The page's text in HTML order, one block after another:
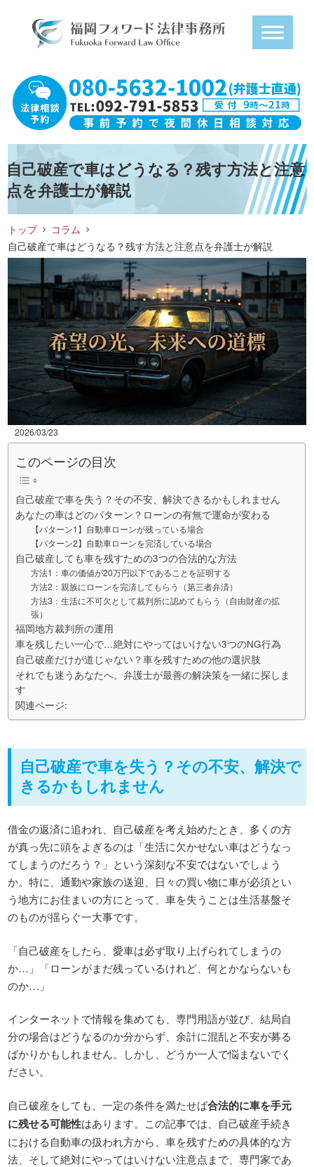
自己破産で車はどうなる？残す方法と注意
点を弁護士が解説
トップ
コラム
自己破産で車はどうなる？残す方法と注意点を弁護士が解説
2026/03/23
このページの目次
自己破産で車を失う？その不安、解決できるかもしれません
あなたの車はどのパターン？ローンの有無で運命が変わる
【パターン1】自動車ローンが残っている場合
【パターン2】自動車ローンを完済している場合
自己破産しても車を残すための3つの合法的な方法
方法1：車の価値が20万円以下であることを証明する
方法2：親族にローンを完済してもらう（第三者弁済）
方法3：生活に不可欠として裁判所に認めてもらう（自由財産の拡
張）
福岡地方裁判所の運用
車を残したい一心で…絶対にやってはいけない3つのNG行為
自己破産だけが道じゃない？車を残すための他の選択肢
それでも迷うあなたへ。弁護士が最善の解決策を一緒に探しま
す
関連ページ:
自己破産で車を失う？その不安、解決で
きるかもしれません
借金の返済に追われ、自己破産を考え始めたとき、多くの方
が真っ先に頭をよぎるのは「生活に欠かせない車はどうなっ
てしまうのだろう？」という深刻な不安ではないでしょう
か。特に、通勤や家族の送迎、日々の買い物に車が必須とい
う地方にお住まいの方にとって、車を失うことは生活基盤そ
のものが揺らぐ一大事です。
「自己破産をしたら、愛車は必ず取り上げられてしまうの
か…」「ローンがまだ残っているけれど、何とかならないも
のか…」
インターネットで情報を集めても、専門用語が並び、結局自
分の場合はどうなるのか分からず、余計に混乱と不安が募る
ばかりかもしれません。しかし、どうか一人で悩まないでく
ださい。
自己破産をしても、一定の条件を満たせば合法的に車を手元
に残せる可能性はあります。この記事では、自己破産手続き
における自動車の扱われ方から、車を残すための具体的な方
法、そして絶対にやってはいけない注意点まで、専門家であ